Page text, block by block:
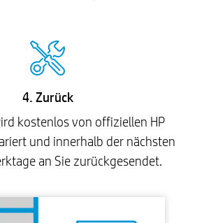
4. Zurück
kostenlos von offiziellen HP
und innerhalb der nächsten
an Sie zurückgesendet.